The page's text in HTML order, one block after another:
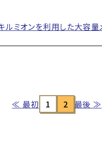
ミオンを利用した大容
≪ 最初 1 2 最後 ≫